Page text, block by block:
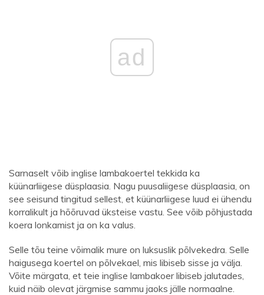
ad
Sarnaselt võib inglise lambakoertel tekkida ka
küünarliigese düsplaasia. Nagu puusaliigese düsplaasia, on
see seisund tingitud sellest, et küünarliigese luud ei ühendu
korralikult ja hõõruvad üksteise vastu. See võib põhjustada
koera lonkamist ja on ka valus.
Selle tõu teine ​​võimalik mure on luksuslik põlvekedra. Selle
haigusega koertel on põlvekael, mis libiseb sisse ja välja.
Võite märgata, et teie inglise lambakoer libiseb jalutades,
kuid näib olevat järgmise sammu jaoks jälle normaalne.